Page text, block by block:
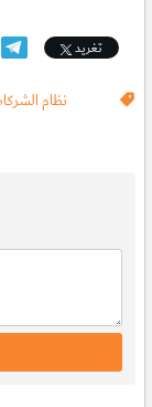
تغريد
نظام